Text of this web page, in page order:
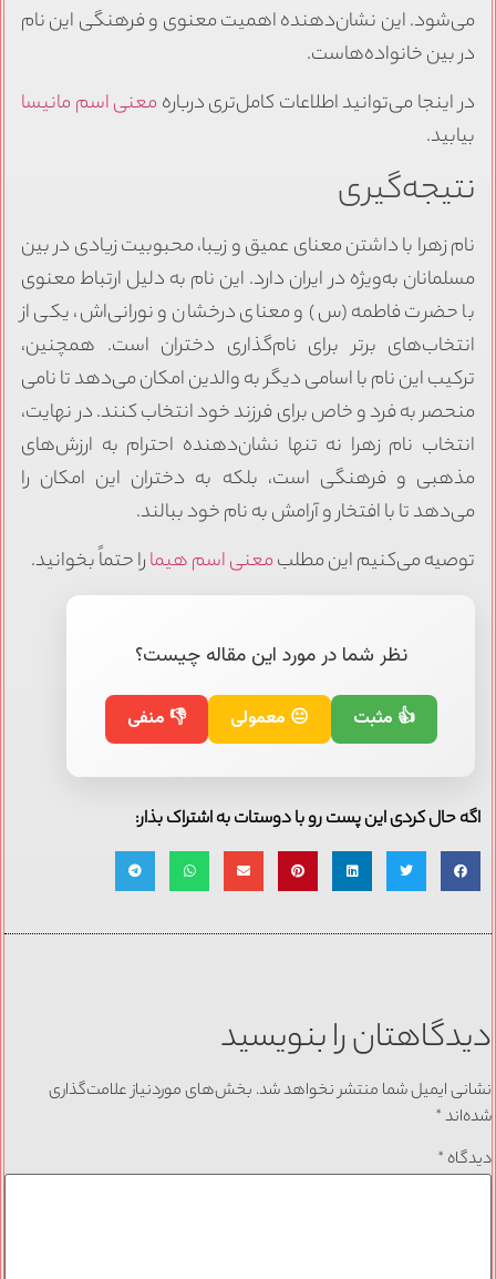
می‌شود. این نشان‌دهنده اهمیت معنوی و فرهنگی این نام
در بین خانواده‌هاست.
در اینجا می‌توانید اطلاعات کامل‌تری دربارهمعنی اسم مانیسا
بیابید.
نتیجه‌گیری
نام زهرا با داشتن معنای عمیق و زیبا، محبوبیت زیادی در بین
مسلمانان به‌ویژه در ایران دارد. این نام به دلیل ارتباط معنوی
با حضرت فاطمه (س) و معنای درخشان و نورانی‌اش، یکی از
انتخاب‌های برتر برای نام‌گذاری دختران است. همچنین،
ترکیب این نام با اسامی دیگر به والدین امکان می‌دهد تا نامی
منحصر به فرد و خاص برای فرزند خود انتخاب کنند. در نهایت،
انتخاب نام زهرا نه تنها نشان‌دهنده احترام به ارزش‌های
مذهبی و فرهنگی است، بلکه به دختران این امکان را
می‌دهد تا با افتخار و آرامش به نام خود ببالند.
توصیه می‌کنیم این مطلبمعنی اسم هیمارا حتماً بخوانید.
نظر شما در مورد این مقاله چیست؟
👍 مثبت 😐 معمولی 👎 منفی
اگه حال کردی این پست رو با دوستات به اشتراک بذار:
دیدگاهتان را بنویسید
نشانی ایمیل شما منتشر نخواهد شد. بخش‌های موردنیاز علامت‌گذاری
شده‌اند*
دیدگاه *